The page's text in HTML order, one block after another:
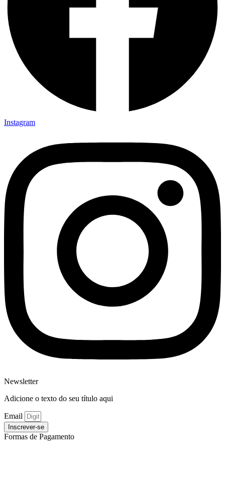
Instagram
Newsletter
Adicione o texto do seu título aqui
Email
Inscrever-se
Formas de Pagamento